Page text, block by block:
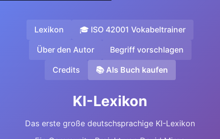
Lexikon 🎓 ISO 42001 Vokabeltrainer
Über den Autor Begriff vorschlagen
Credits 📚 Als Buch kaufen
KI-Lexikon
Das erste große deutschsprachige KI-Lexikon